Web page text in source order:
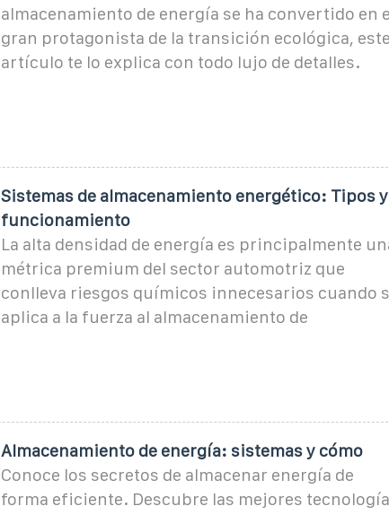
almacenamiento de energía se ha convertido en
gran protagonista de la transición ecológica, este
artículo te lo explica con todo lujo de detalles.
Sistemas de almacenamiento energético: Tipos y
funcionamiento
La alta densidad de energía es principalmente
métrica premium del sector automotriz que
conlleva riesgos químicos innecesarios cuando
aplica a la fuerza al almacenamiento de
Almacenamiento de energía: sistemas y cómo
Conoce los secretos de almacenar energía de
forma eficiente. Descubre las mejores